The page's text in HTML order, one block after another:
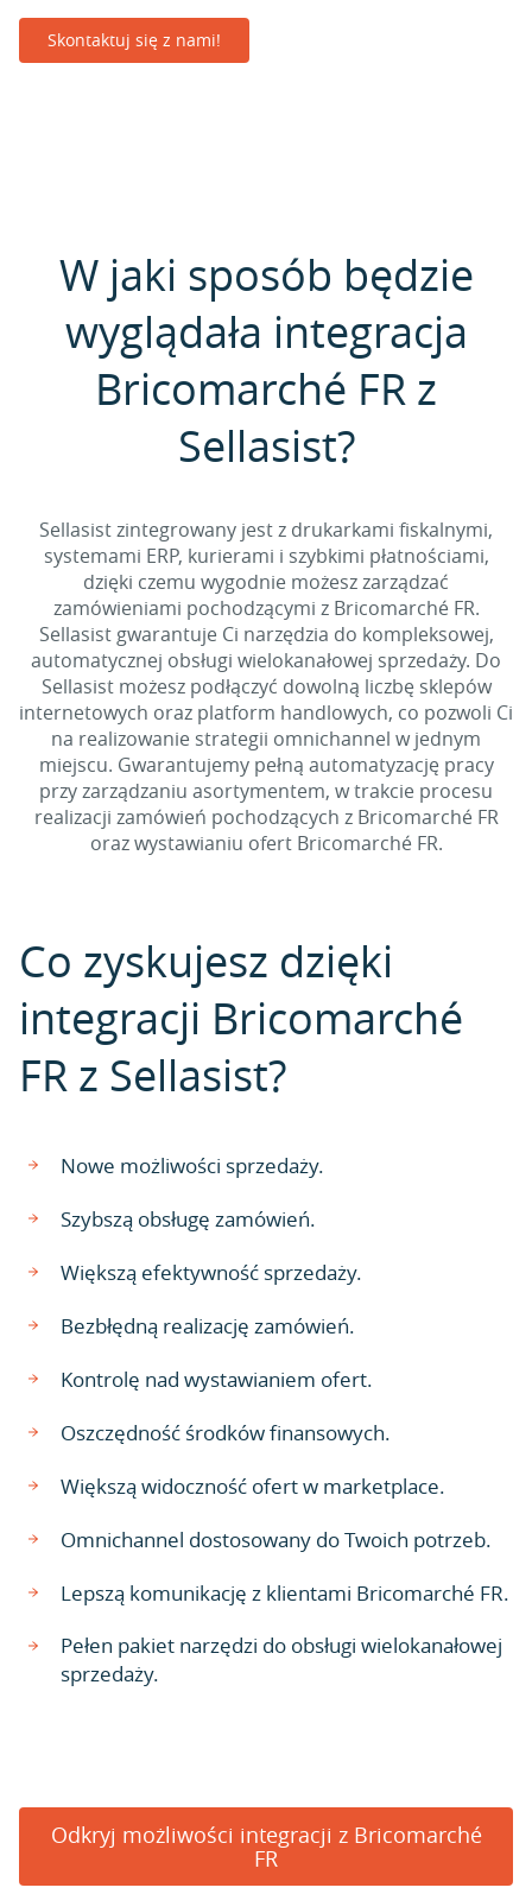
Skontaktuj się z nami!
W jaki sposób będzie
wyglądała integracja
Bricomarché FR z
Sellasist?
Sellasist zintegrowany jest z drukarkami fiskalnymi,
systemami ERP, kurierami i szybkimi płatnościami,
dzięki czemu wygodnie możesz zarządzać
zamówieniami pochodzącymi z Bricomarché FR.
Sellasist gwarantuje Ci narzędzia do kompleksowej,
automatycznej obsługi wielokanałowej sprzedaży. Do
Sellasist możesz podłączyć dowolną liczbę sklepów
internetowych oraz platform handlowych, co pozwoli Ci
na realizowanie strategii omnichannel w jednym
miejscu. Gwarantujemy pełną automatyzację pracy
przy zarządzaniu asortymentem, w trakcie procesu
realizacji zamówień pochodzących z Bricomarché FR
oraz wystawianiu ofert Bricomarché FR.
Co zyskujesz dzięki
integracji Bricomarché
FR z Sellasist?
Nowe możliwości sprzedaży.
Szybszą obsługę zamówień.
Większą efektywność sprzedaży.
Bezbłędną realizację zamówień.
Kontrolę nad wystawianiem ofert.
Oszczędność środków finansowych.
Większą widoczność ofert w marketplace.
Omnichannel dostosowany do Twoich potrzeb.
Lepszą komunikację z klientami Bricomarché FR.
Pełen pakiet narzędzi do obsługi wielokanałowej
sprzedaży.
Odkryj możliwości integracji z Bricomarché
FR